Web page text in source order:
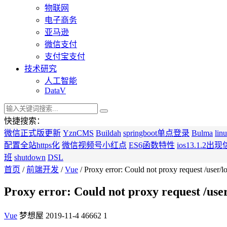
物联网
电子商务
亚马逊
微信支付
支付宝支付
技术研究
人工智能
DataV
快捷搜索：
微信正式版更新 YznCMS Buildah springboot单点登录 Bulma
配置全站https化 微信视频号小红点 ES6函数特性 ios13.1.2出现
班 shutdown DSL
首页 /前端开发 /Vue / Proxy error: Could not proxy request /
Proxy error: Could not proxy request /
Vue 梦想屋 2019-11-4 46662 1